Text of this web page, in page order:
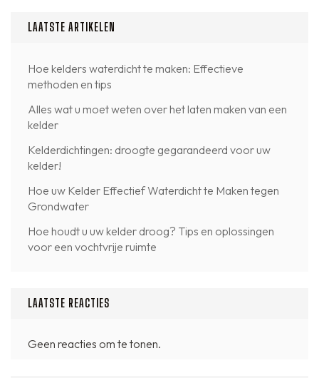
LAATSTE ARTIKELEN
Hoe kelders waterdicht te maken: Effectieve
methoden en tips
Alles wat u moet weten over het laten maken van een
kelder
Kelderdichtingen: droogte gegarandeerd voor uw
kelder!
Hoe uw Kelder Effectief Waterdicht te Maken tegen
Grondwater
Hoe houdt u uw kelder droog? Tips en oplossingen
voor een vochtvrije ruimte
LAATSTE REACTIES
Geen reacties om te tonen.